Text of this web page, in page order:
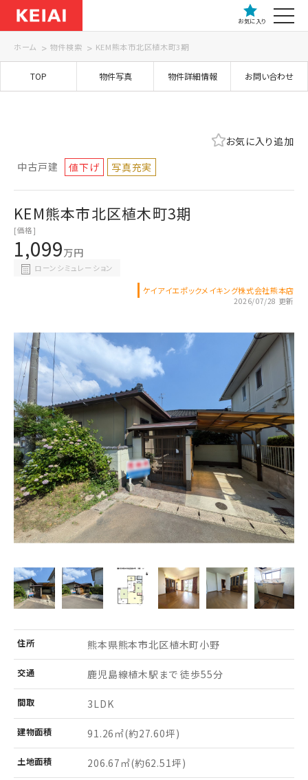
お気に入り
ホーム 物件検索 KEM熊本市北区植木町3期
TOP 物件写真 物件詳細情報 お問い合わせ
中古戸建 値下げ 写真充実
お気に入り追加
KEM熊本市北区植木町3期
[価格]
1,099万円
ローンシミュレーション
ケイアイエポックメイキング株式会社熊本店
2026/07/28 更新
住所 熊本県熊本市北区植木町小野
交通 鹿児島線植木駅まで 徒歩55分
間取 3LDK
建物面積 91.26㎡(約27.60坪)
土地面積 206.67㎡(約62.51坪)